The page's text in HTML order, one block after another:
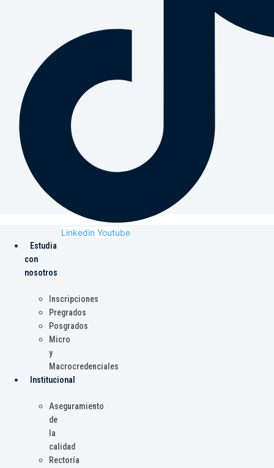
Linkedin Youtube
Estudia
con
nosotros
Inscripciones
Pregrados
Posgrados
Micro
y
Macrocredenciales
Institucional
Aseguramiento
de
la
calidad
Rectoría